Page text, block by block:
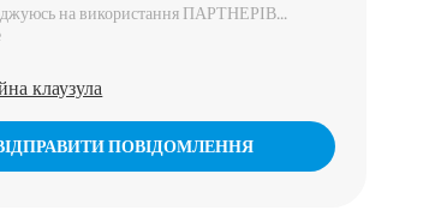
на використання ПАРТНЕРІВ...
клаузула
ПОВІДОМЛЕННЯ